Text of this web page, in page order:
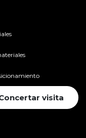
visita